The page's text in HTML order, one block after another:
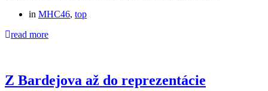
in MHC46, top
read more
Z Bardejova až do reprezentácie